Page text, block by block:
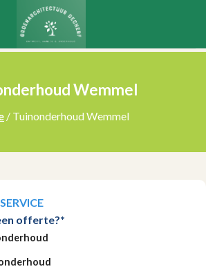
Wemmel
/ Tuinonderhoud Wemmel
offerte?*